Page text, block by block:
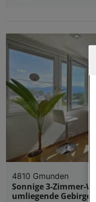
4810 Gmunden
Sonnige 3-Zimmer-
umliegende Gebirge